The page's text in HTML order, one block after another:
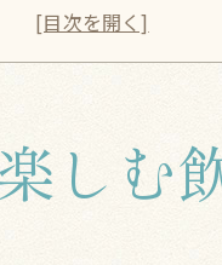
妙なマリアージュを体
プライベート空間の
メニューを要チェック
子会にぴったりの飲
しむ